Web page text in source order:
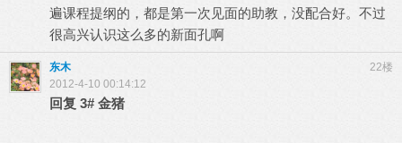
遍课程提纲的，都是第一次见面的助教，没配合好。不过
很高兴认识这么多的新面孔啊
22楼
东木
2012-4-10 00:14:12
回复 3# 金猪